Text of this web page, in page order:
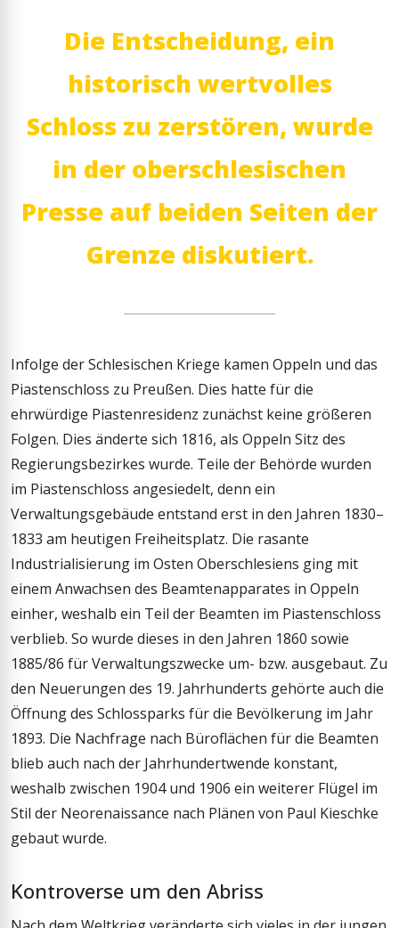
Die Entscheidung, ein
historisch wertvolles
Schloss zu zerstören, wurde
in der oberschlesischen
Presse auf beiden Seiten der
Grenze diskutiert.
Infolge der Schlesischen Kriege kamen Oppeln und das
Piastenschloss zu Preußen. Dies hatte für die
ehrwürdige Piastenresidenz zunächst keine größeren
Folgen. Dies änderte sich 1816, als Oppeln Sitz des
Regierungsbezirkes wurde. Teile der Behörde wurden
im Piastenschloss angesiedelt, denn ein
Verwaltungsgebäude entstand erst in den Jahren 1830–
1833 am heutigen Freiheitsplatz. Die rasante
Industrialisierung im Osten Oberschlesiens ging mit
einem Anwachsen des Beamtenapparates in Oppeln
einher, weshalb ein Teil der Beamten im Piastenschloss
verblieb. So wurde dieses in den Jahren 1860 sowie
1885/86 für Verwaltungszwecke um- bzw. ausgebaut. Zu
den Neuerungen des 19. Jahrhunderts gehörte auch die
Öffnung des Schlossparks für die Bevölkerung im Jahr
1893. Die Nachfrage nach Büroflächen für die Beamten
blieb auch nach der Jahrhundertwende konstant,
weshalb zwischen 1904 und 1906 ein weiterer Flügel im
Stil der Neorenaissance nach Plänen von Paul Kieschke
gebaut wurde.
Kontroverse um den Abriss